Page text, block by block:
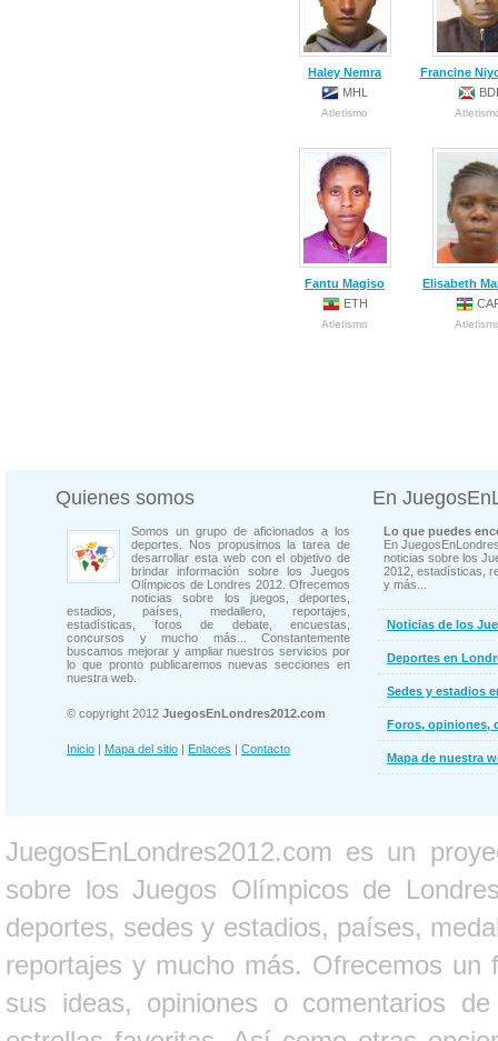
Haley Nemra
MHL
Atletismo
Francine
BDI
Fantu Magiso
ETH
Atletismo
Elisabeth
Quienes somos
Somos un grupo de aficionados a los
deportes. Nos propusimos la tarea de
desarrollar esta web con el objetivo de
brindar información sobre los Juegos
Olímpicos de Londres 2012. Ofrecemos
noticias sobre los juegos, deportes,
estadios, países, medallero, reportajes,
estadísticas, foros de debate, encuestas,
concursos y mucho más... Constantemente
buscamos mejorar y ampliar nuestros servicios por
lo que pronto publicaremos nuevas secciones en
nuestra web.
© copyright 2012 JuegosEnLondres2012.com
Inicio | Mapa del sitio | Enlaces | Contacto
En
Lo que puedes
En
noticias sobre los
2012, estadísticas,
y más...
Noticias de los
Deportes en
Sedes y estadios
Foros, opiniones,
Mapa de nuestra
JuegosEnLondres2012.com es un
sobre los Juegos Olímpicos de
deportes, sedes y estadios, países,
reportajes y mucho más. Ofrecemos un
sus ideas, opiniones o comentarios